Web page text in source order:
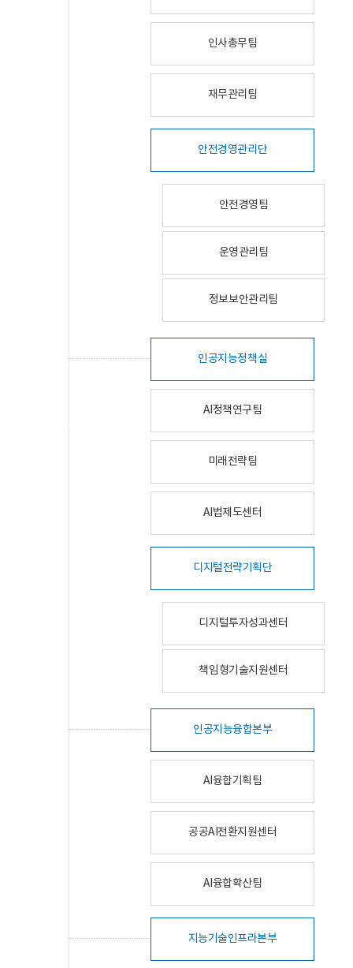
인사총무팀
재무관리팀
안전경영관리단
안전경영팀
운영관리팀
정보보안관리팀
인공지능정책실
AI정책연구팀
미래전략팀
AI법제도센터
디지털전략기획단
디지털투자성과센터
책임형기술지원센터
인공지능융합본부
AI융합기획팀
공공AI전환지원센터
AI융합확산팀
지능기술인프라본부